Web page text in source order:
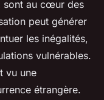
sont au cœur des
peut générer
les inégalités,
vulnérables.
vu une
étrangère.